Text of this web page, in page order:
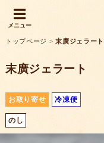
メニュー
トップページ >末廣ジェラート
末廣ジェラート
お取り寄せ 冷凍便
のし